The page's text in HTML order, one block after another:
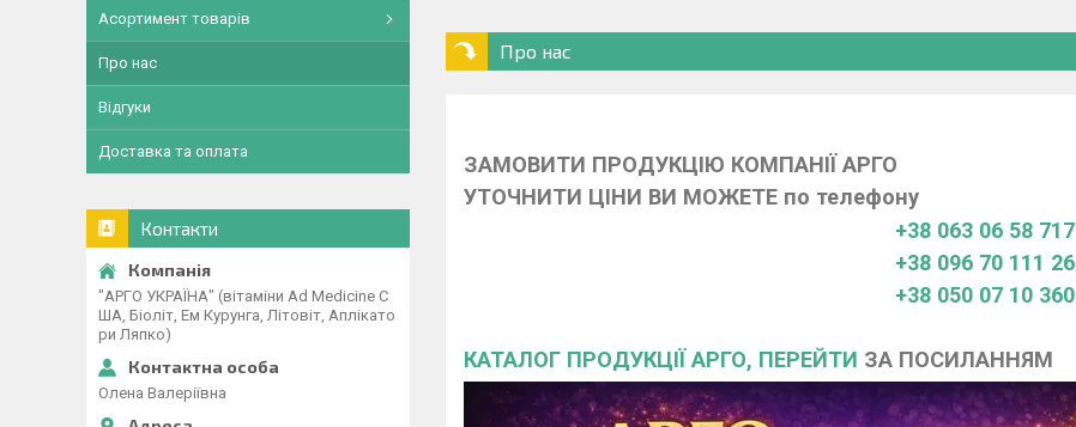
Про нас
ЗАМОВИТИ ПРОДУКЦІЮ КОМПАНІЇ АРГО
УТОЧНИТИ ЦІНИ ВИ МОЖЕТЕ по телефону
+38 063 06 58 717
+38 096 70 111 26
+38 050 07 10 360
КАТАЛОГ ПРОДУКЦІЇ АРГО, ПЕРЕЙТИ ЗА ПОСИЛАННЯМ
Асортимент товарів
Про нас
Відгуки
Доставка та оплата
Контакти
"АРГО УКРАЇНА" (вітаміни Ad Medicine С
ША, Біоліт, Ем Курунга, Літовіт, Аплікато
ри Ляпко)
Олена Валеріївна